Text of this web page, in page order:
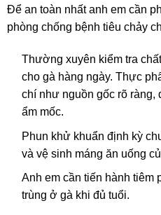
Để an toàn nhất anh em cần
phòng chống bệnh tiêu chảy
Thường xuyên kiểm tra
cho gà hàng ngày. Thực
chí như nguồn gốc rõ
ẩm mốc.
Phun khử khuẩn định kỳ
và vệ sinh máng ăn uống
Anh em cần tiến hành tiêm
trùng ở gà khi đủ tuổi.